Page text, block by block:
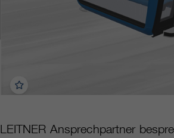
Ansprechpartner